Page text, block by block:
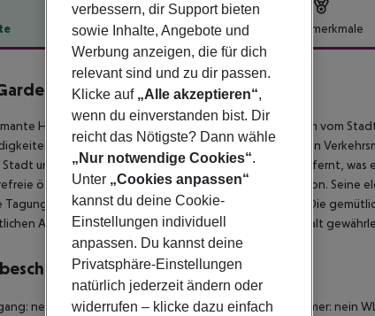
Hotelbeschreibung Hotelmerkmale
Hotel Amsterdam
4
Hotel in Amsterdam liegt günstig, weniger als 4 km vom
zu erreichen. Nur 1 km von wichtigen öffentlichen
Stadt und darüber hinaus. Der Flughafen ist nur 12 km entfernt,
öffentliche Bereiche und eine einladende Rezeption. Seine
Tagungseinrichtungen Geschäftsreisende ansprechen. Die
Annehmlichkeiten, die einen erholsamen Aufenthalt
nein Für Rollstühle geeignetBarrierefreies Badezimmer: nein
verbessern, dir Support bieten
sowie Inhalte, Angebote und
Werbung anzeigen, die für dich
relevant sind und zu dir passen.
Klicke auf „Alle akzeptieren“,
wenn du einverstanden bist. Dir
reicht das Nötigste? Dann wähle
„Nur notwendige Cookies“.
Unter „Cookies anpassen“
kannst du deine Cookie-
Einstellungen individuell
anpassen. Du kannst deine
Privatsphäre-Einstellungen
natürlich jederzeit ändern oder
widerrufen – klicke dazu einfach